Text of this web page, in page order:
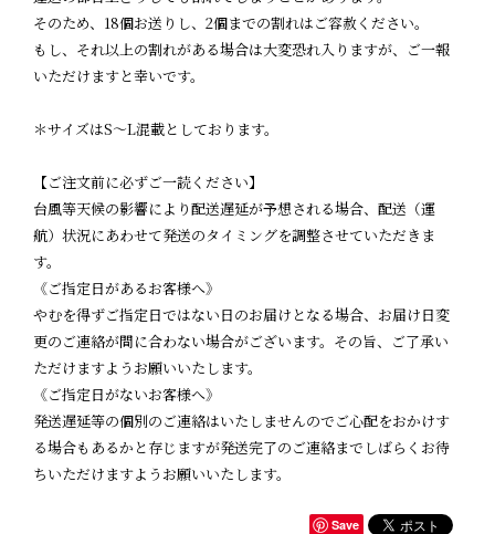
そのため、18個お送りし、2個までの割れはご容赦ください。
もし、それ以上の割れがある場合は大変恐れ入りますが、ご一報
いただけますと幸いです。
＊サイズはS～L混載としております。
【ご注文前に必ずご一読ください】
台風等天候の影響により配送遅延が予想される場合、配送（運
航）状況にあわせて発送のタイミングを調整させていただきま
す。
《ご指定日があるお客様へ》
やむを得ずご指定日ではない日のお届けとなる場合、お届け日変
更のご連絡が間に合わない場合がございます。その旨、ご了承い
ただけますようお願いいたします。
《ご指定日がないお客様へ》
発送遅延等の個別のご連絡はいたしませんのでご心配をおかけす
る場合もあるかと存じますが発送完了のご連絡までしばらくお待
ちいただけますようお願いいたします。
Save